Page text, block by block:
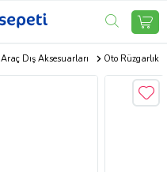
Araç Dış Aksesuarları Oto Rüzgarlık